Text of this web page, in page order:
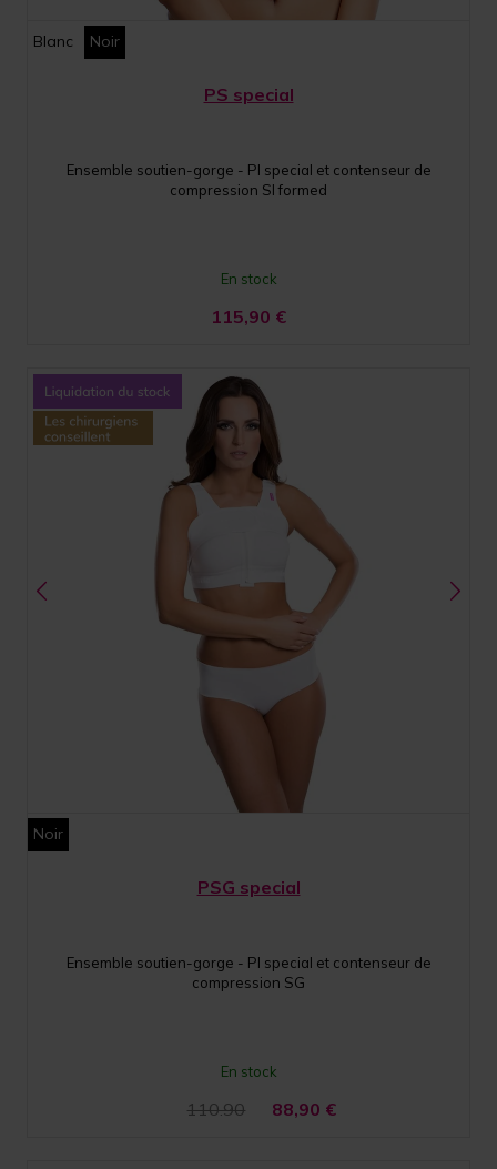
Blanc Noir
PS special
Ensemble soutien-gorge - PI special et contenseur de
compression SI formed
En stock
115,90 €
Noir
PSG special
Ensemble soutien-gorge - PI special et contenseur de
compression SG
En stock
110.90 88,90 €